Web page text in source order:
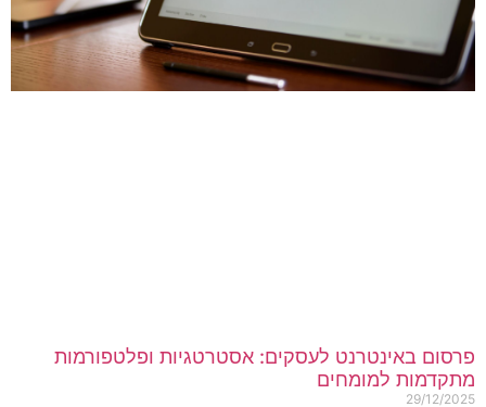
באינטרנט לעסקים: אסטרטגיות ופלטפורמות
למומחים
29/12/